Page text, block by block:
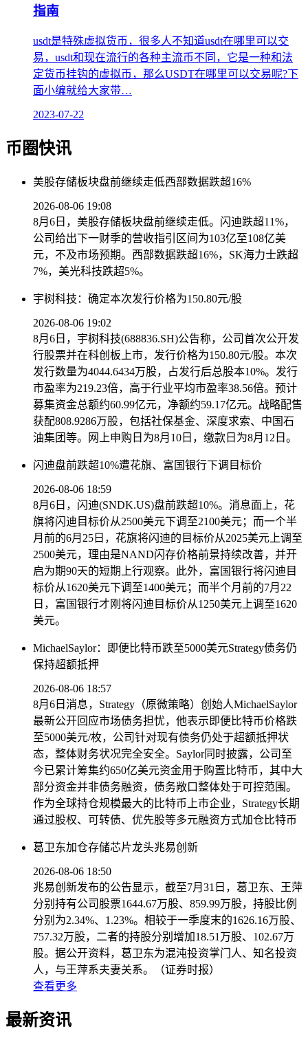
指南
usdt是特殊虚拟货币，很多人不知道usdt在哪里可以交
易，usdt和现在流行的各种主流币不同，它是一种和法
定货币挂钩的虚拟币，那么USDT在哪里可以交易呢?下
面小编就给大家带…
2023-07-22
币圈快讯
美股存储板块盘前继续走低西部数据跌超16%
2026-08-06 19:08
8月6日，美股存储板块盘前继续走低。闪迪跌超11%，
公司给出下一财季的营收指引区间为103亿至108亿美
元，不及市场预期。西部数据跌超16%，SK海力士跌超
7%，美光科技跌超5%。
宇树科技：确定本次发行价格为150.80元/股
2026-08-06 19:02
8月6日，宇树科技(688836.SH)公告称，公司首次公开发
行股票并在科创板上市，发行价格为150.80元/股。本次
发行数量为4044.6434万股，占发行后总股本10%。发行
市盈率为219.23倍，高于行业平均市盈率38.56倍。预计
募集资金总额约60.99亿元，净额约59.17亿元。战略配售
获配808.9286万股，包括社保基金、深度求索、中国石
油集团等。网上申购日为8月10日，缴款日为8月12日。
闪迪盘前跌超10%遭花旗、富国银行下调目标价
2026-08-06 18:59
8月6日，闪迪(SNDK.US)盘前跌超10%。消息面上，花
旗将闪迪目标价从2500美元下调至2100美元；而一个半
月前的6月25日，花旗将闪迪的目标价从2025美元上调至
2500美元，理由是NAND闪存价格前景持续改善，并开
启为期90天的短期上行观察。此外，富国银行将闪迪目
标价从1620美元下调至1400美元；而半个月前的7月22
日，富国银行才刚将闪迪目标价从1250美元上调至1620
美元。
MichaelSaylor：即便比特币跌至5000美元Strategy债务仍
保持超额抵押
2026-08-06 18:57
8月6日消息，Strategy（原微策略）创始人MichaelSaylor
最新公开回应市场债务担忧，他表示即便比特币价格跌
至5000美元/枚，公司针对现有债务仍处于超额抵押状
态，整体财务状况完全安全。Saylor同时披露，公司至
今已累计筹集约650亿美元资金用于购置比特币，其中大
部分资金并非债务融资，债务敞口整体处于可控范围。
作为全球持仓规模最大的比特币上市企业，Strategy长期
通过股权、可转债、优先股等多元融资方式加仓比特币
葛卫东加仓存储芯片龙头兆易创新
2026-08-06 18:50
兆易创新发布的公告显示，截至7月31日，葛卫东、王萍
分别持有公司股票1644.67万股、859.99万股，持股比例
分别为2.34%、1.23%。相较于一季度末的1626.16万股、
757.32万股，二者的持股分别增加18.51万股、102.67万
股。据公开资料，葛卫东为混沌投资掌门人、知名投资
人，与王萍系夫妻关系。（证券时报）
查看更多
最新资讯